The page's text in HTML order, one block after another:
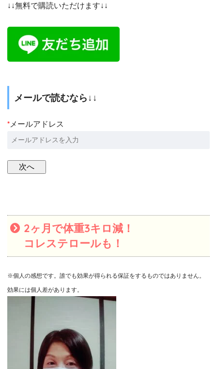
↓↓無料で購読いただけます↓↓
メールで読むなら↓↓
*メールアドレス
2ヶ月で体重3キロ減！
コレステロールも！
※個人の感想です。誰でも効果が得られる保証をするものではありません。
効果には個人差があります。